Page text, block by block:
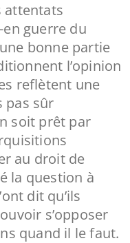
attentats
guerre du
bonne partie
l’opinion
reflètent une
pas sûr
soit prêt par
au droit de
la question à
dit qu’ils
s’opposer
quand il le faut.